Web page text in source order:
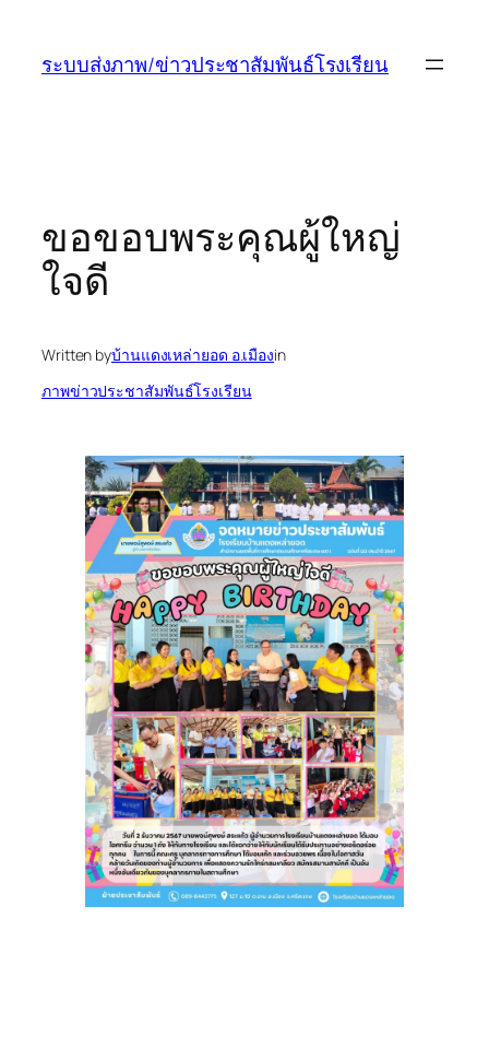
ระบบส่งภาพ/ข่าวประชาสัมพันธ์โรงเรียน
ขอขอบพระคุณผู้ใหญ่
ใจดี
Written byบ้านแดงเหล่ายอด อ.เมืองin
ภาพข่าวประชาสัมพันธ์โรงเรียน